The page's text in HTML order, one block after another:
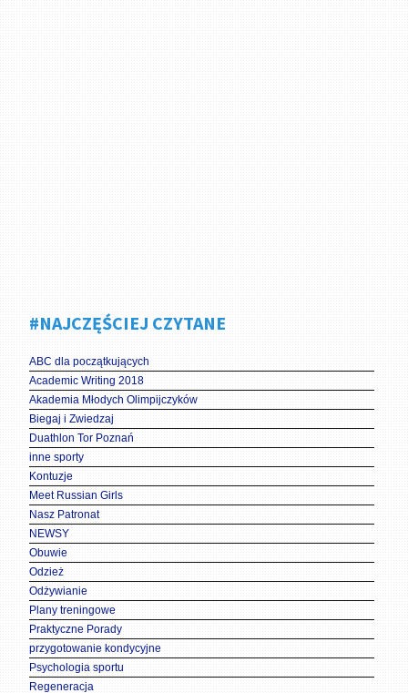
#NAJCZĘŚCIEJ CZYTANE
ABC dla początkujących
Academic Writing 2018
Akademia Młodych Olimpijczyków
Biegaj i Zwiedzaj
Duathlon Tor Poznań
inne sporty
Kontuzje
Meet Russian Girls
Nasz Patronat
NEWSY
Obuwie
Odzież
Odżywianie
Plany treningowe
Praktyczne Porady
przygotowanie kondycyjne
Psychologia sportu
Regeneracja